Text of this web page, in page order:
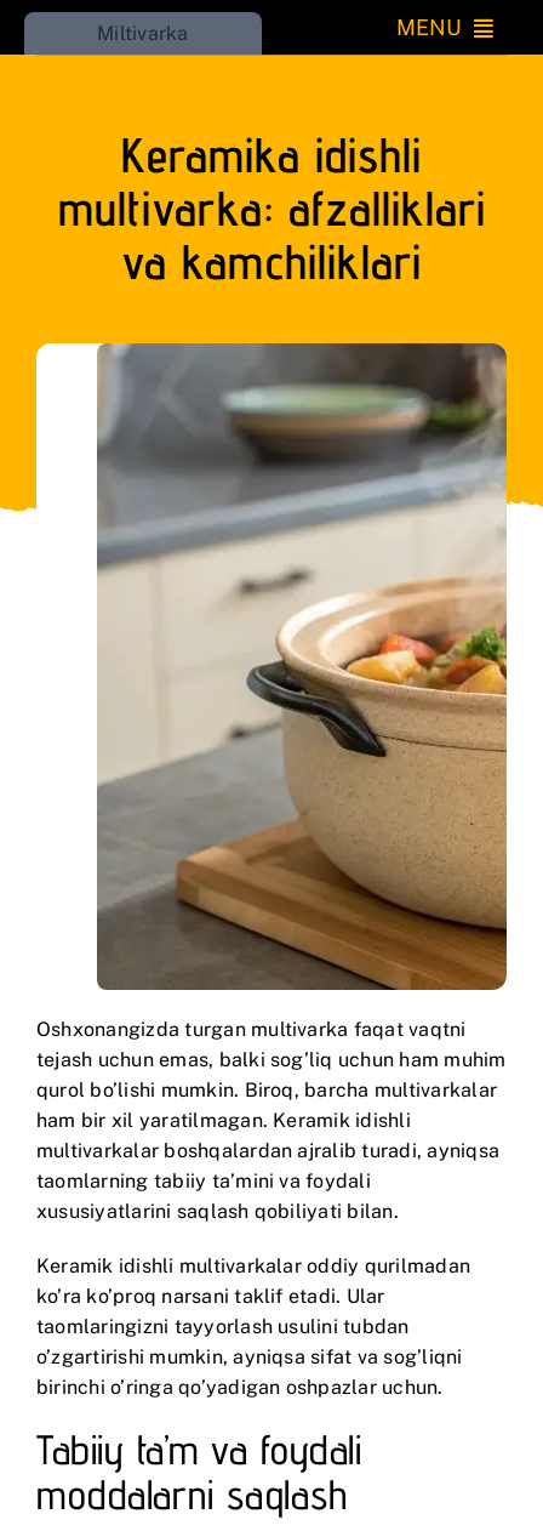
Skip
to
Miltivarka MENU
O’rnatiladigan
Uy
Keramika idishli
multivarka: afzalliklari
va kamchiliklari
Oshxonangizda turgan multivarka faqat vaqtni
tejash uchun emas, balki sog’liq uchun ham muhim
qurol bo’lishi mumkin. Biroq, barcha multivarkalar
ham bir xil yaratilmagan. Keramik idishli
multivarkalar boshqalardan ajralib turadi, ayniqsa
taomlarning tabiiy ta’mini va foydali
xususiyatlarini saqlash qobiliyati bilan.
Keramik idishli multivarkalar oddiy qurilmadan
ko’ra ko’proq narsani taklif etadi. Ular
taomlaringizni tayyorlash usulini tubdan
o’zgartirishi mumkin, ayniqsa sifat va sog’liqni
birinchi o’ringa qo’yadigan oshpazlar uchun.
Tabiiy ta’m va foydali
moddalarni saqlash